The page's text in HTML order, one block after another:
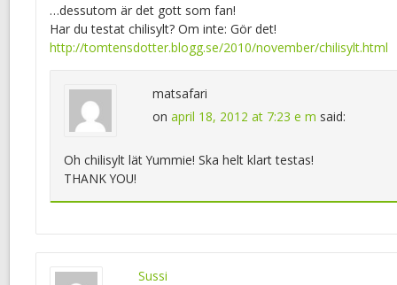
…dessutom är det gott som fan!
Har du testat chilisylt? Om inte: Gör det!
http://tomtensdotter.blogg.se/2010/november/chilisylt.html
matsafari
on april 18, 2012 at 7:23 e m said:
Oh chilisylt lät Yummie! Ska helt klart testas!
THANK YOU!
Sussi